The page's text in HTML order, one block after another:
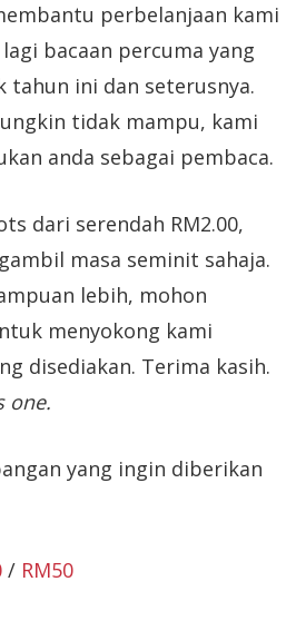
perbelanjaan kami
bacaan percuma yang
tahun ini dan seterusnya.
tidak mampu, kami
anda sebagai pembaca.
dari serendah RM2.00,
masa seminit sahaja.
lebih, mohon
menyokong kami
disediakan. Terima kasih.
one.
yang ingin diberikan
/ RM50